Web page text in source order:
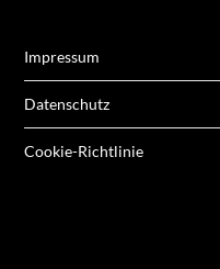
Impressum
Datenschutz
Cookie-Richtlinie